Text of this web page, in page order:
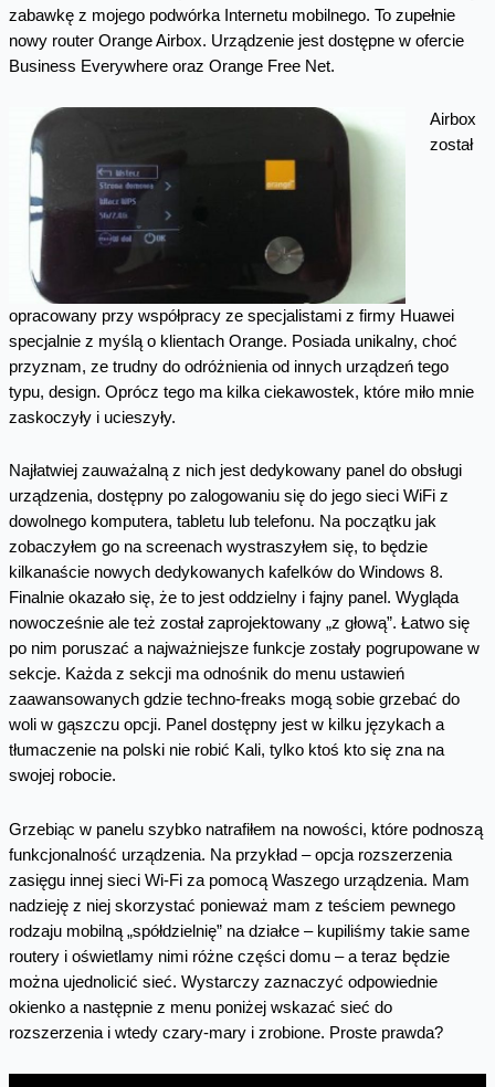
zabawkę z mojego podwórka Internetu mobilnego. To zupełnie
nowy router Orange Airbox. Urządzenie jest dostępne w ofercie
Business Everywhere oraz Orange Free Net.
Airbox
został
opracowany przy współpracy ze specjalistami z firmy Huawei
specjalnie z myślą o klientach Orange. Posiada unikalny, choć
przyznam, ze trudny do odróżnienia od innych urządzeń tego
typu, design. Oprócz tego ma kilka ciekawostek, które miło mnie
zaskoczyły i ucieszyły.
Najłatwiej zauważalną z nich jest dedykowany panel do obsługi
urządzenia, dostępny po zalogowaniu się do jego sieci WiFi z
dowolnego komputera, tabletu lub telefonu. Na początku jak
zobaczyłem go na screenach wystraszyłem się, to będzie
kilkanaście nowych dedykowanych kafelków do Windows 8.
Finalnie okazało się, że to jest oddzielny i fajny panel. Wygląda
nowocześnie ale też został zaprojektowany „z głową”. Łatwo się
po nim poruszać a najważniejsze funkcje zostały pogrupowane w
sekcje. Każda z sekcji ma odnośnik do menu ustawień
zaawansowanych gdzie techno-freaks mogą sobie grzebać do
woli w gąszczu opcji. Panel dostępny jest w kilku językach a
tłumaczenie na polski nie robić Kali, tylko ktoś kto się zna na
swojej robocie.
Grzebiąc w panelu szybko natrafiłem na nowości, które podnoszą
funkcjonalność urządzenia. Na przykład – opcja rozszerzenia
zasięgu innej sieci Wi-Fi za pomocą Waszego urządzenia. Mam
nadzieję z niej skorzystać ponieważ mam z teściem pewnego
rodzaju mobilną „spółdzielnię” na działce – kupiliśmy takie same
routery i oświetlamy nimi różne części domu – a teraz będzie
można ujednolicić sieć. Wystarczy zaznaczyć odpowiednie
okienko a następnie z menu poniżej wskazać sieć do
rozszerzenia i wtedy czary-mary i zrobione. Proste prawda?